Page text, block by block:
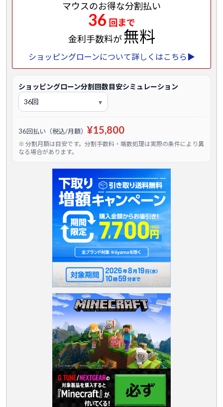
マウスのお得な分割払い
36 回まで
金利手数料が無料
ショッピングローンについて詳しくはこちら▶
ショッピングローン分割回数目安シミュレーション
36回払い（税込/月額） ¥15,800
※ 分割月額は目安です。分割手数料・端数処理は実際の条件により異
なる場合があります。